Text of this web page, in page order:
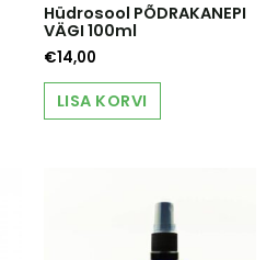
Hüdrosool PÕDRAKANEPI
VÄGI 100ml
€14,00
LISA KORVI